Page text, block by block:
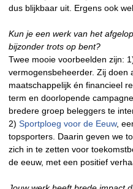
dus blijkbaar uit. Ergens ook
Kun je een werk van het
bijzonder trots op bent?
Twee mooie voorbeelden zijn:
vermogensbeheerder. Zij doen
maatschappelijk én financieel
term en doorlopende campagne
bredere groep beleggers te
2) Sportploeg voor de Eeuw,
topsporters. Daarin geven we
zich in te zetten voor
de eeuw, met een positief